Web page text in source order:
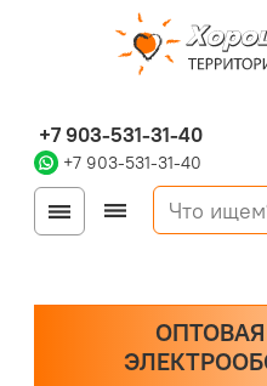
+7 903-531-31-40
+7 903-531-31-40